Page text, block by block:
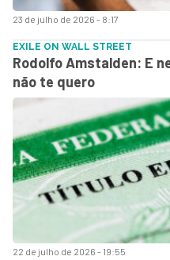
23 de julho de 2026 - 8:17
22 de julho de 2026 - 19:55
EXILE ON WALL STREET
Rodolfo Amstalden: E
não te quero